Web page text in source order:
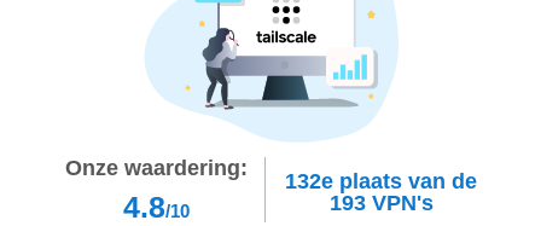
Onze waardering:
4.8/10
132e plaats van de
193VPN's